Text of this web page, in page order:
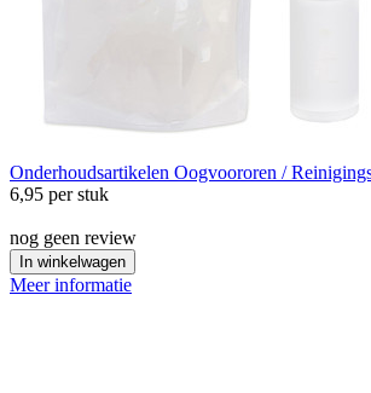
Onderhoudsartikelen Oogvoororen /
6,95 per stuk
nog geen review
In winkelwagen
Meer informatie